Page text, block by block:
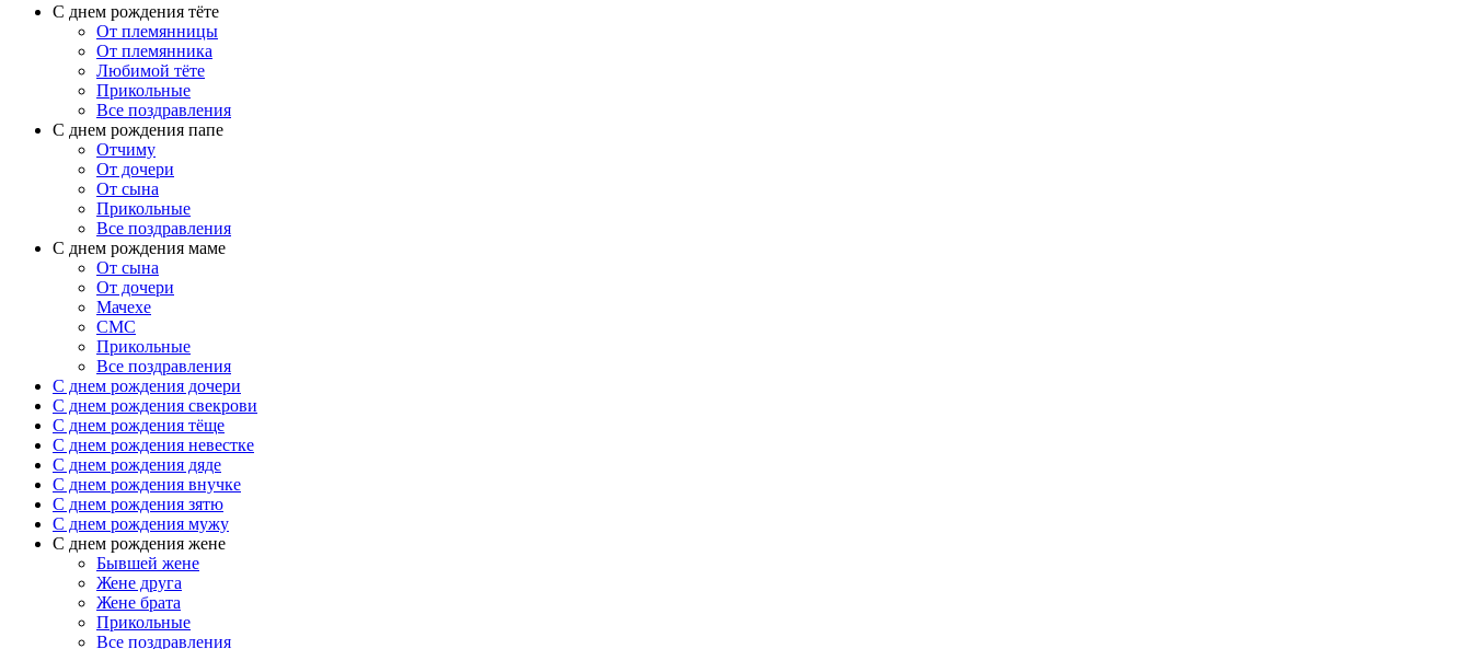
С днем рождения тёте
От племянницы
От племянника
Любимой тёте
Прикольные
Все поздравления
C днем рождения папе
Отчиму
От дочери
От сына
Прикольные
Все поздравления
С днем рождения маме
От сына
От дочери
Мачехе
СМС
Прикольные
Все поздравления
C днем рождения дочери
C днем рождения свекрови
C днем рождения тёще
C днем рождения невестке
C днем рождения дяде
C днем рождения внучке
C днем рождения зятю
C днем рождения мужу
С днем рождения жене
Бывшей жене
Жене друга
Жене брата
Прикольные
Все поздравления